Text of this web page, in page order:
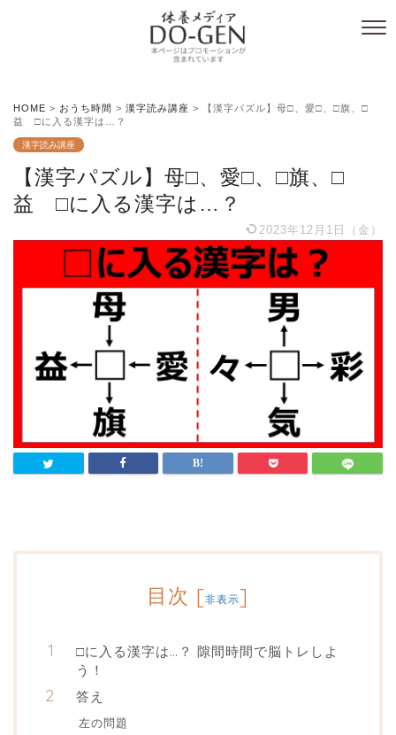
HOME > おうち時間 > 漢字読み講座 >
【漢字パズル】母□、愛□、□旗、□
益 □に入る漢字は…？
漢字読み講座
【漢字パズル】母□、愛□、□旗、□
益 □に入る漢字は…？
2023年12月1日（金）
目次 [非表示]
□に入る漢字は…？ 隙間時間で脳トレしよ
う！
答え
左の問題